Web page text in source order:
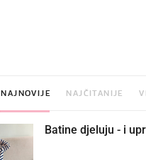
NAJNOVIJE NAJČITANIJE
Batine djeluju - i